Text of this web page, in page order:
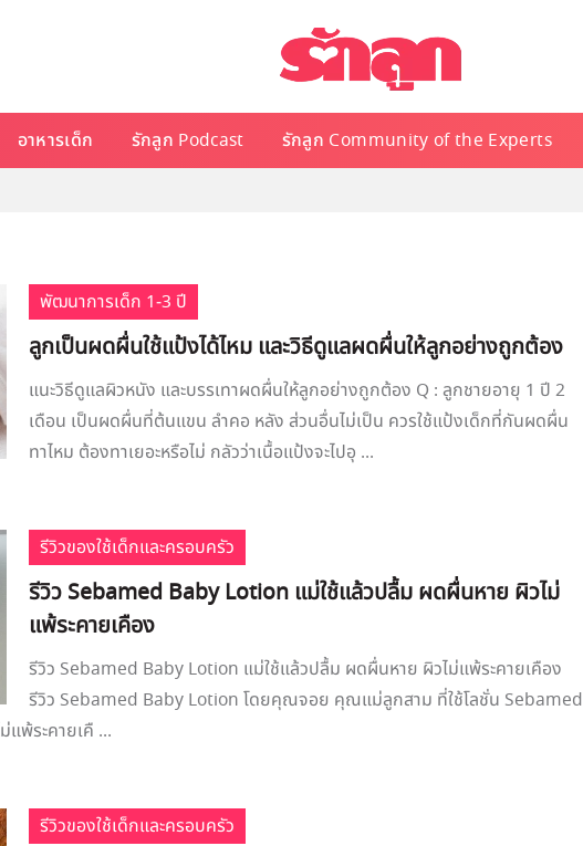
อาหารเด็ก รักลูก Podcast รักลูก Community of the Experts
พัฒนาการเด็ก 1-3 ปี
ลูกเป็นผดผื่นใช้แป้งได้ไหม และวิธีดูแลผดผื่นให้ลูกอย่างถูกต้อง
แนะวิธีดูแลผิวหนัง และบรรเทาผดผื่นให้ลูกอย่างถูกต้อง Q : ลูกชายอายุ 1 ปี 2
เดือน เป็นผดผื่นที่ต้นแขน ลำคอ หลัง ส่วนอื่นไม่เป็น ควรใช้แป้งเด็กที่กันผดผื่น
ทาไหม ต้องทาเยอะหรือไม่ กลัวว่าเนื้อแป้งจะไปอุ ...
รีวิวของใช้เด็กและครอบครัว
รีวิว Sebamed Baby Lotion แม่ใช้แล้วปลื้ม ผดผื่นหาย ผิวไม่
แพ้ระคายเคือง
รีวิว Sebamed Baby Lotion แม่ใช้แล้วปลื้ม ผดผื่นหาย ผิวไม่แพ้ระคายเคือง
รีวิว Sebamed Baby Lotion โดยคุณจอย คุณแม่ลูกสาม ที่ใช้โลชั่น Sebamed
แพ้ระคายเคื ...
รีวิวของใช้เด็กและครอบครัว